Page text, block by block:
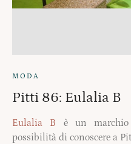
MODA
Pitti 86: Eulalia B
Eulalia B è un
possibilità di conoscere a